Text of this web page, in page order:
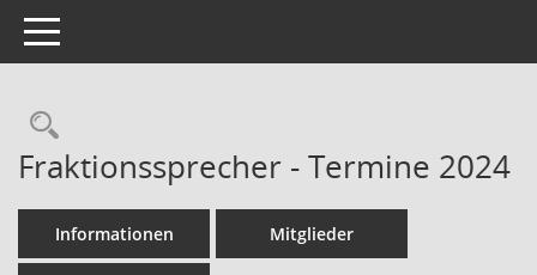
Toggle navigation
Rechercheauswahl
Fraktionssprecher - Termine 2024
Informationen Mitglieder